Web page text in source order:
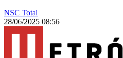
NSC Total
28/06/2025 08:56